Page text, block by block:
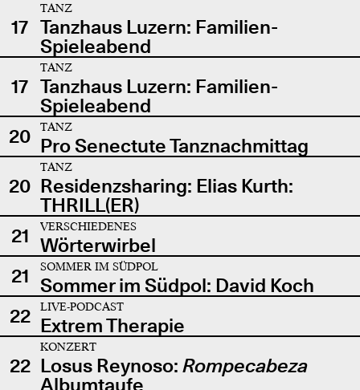
17
TANZ
Tanzhaus Luzern: Familien-
Spieleabend
17
TANZ
Tanzhaus Luzern: Familien-
Spieleabend
20
TANZ
Pro Senectute Tanznachmittag
20
TANZ
Residenzsharing: Elias Kurth:
THRILL(ER)
21
VERSCHIEDENES
Wörterwirbel
21
SOMMER IM SÜDPOL
Sommer im Südpol: David Koch
22
LIVE-PODCAST
Extrem Therapie
22
KONZERT
Losus Reynoso: Rompecabeza
Albumtaufe